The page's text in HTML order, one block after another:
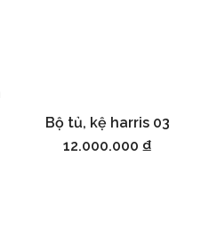
Thêm vào giỏ hàng
Bộ tủ, kệ harris 03
12.000.000 ₫